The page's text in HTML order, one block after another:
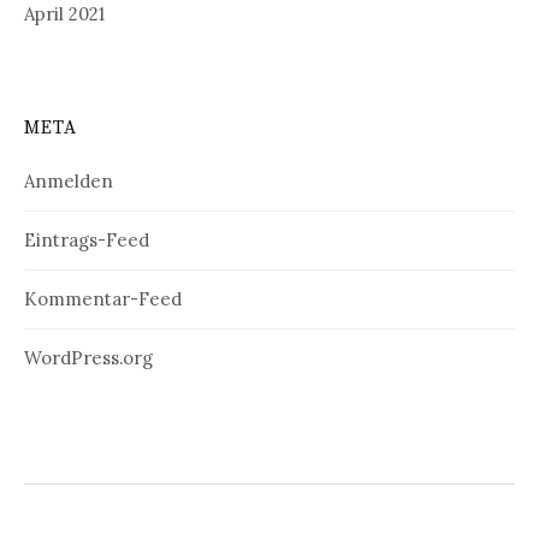
April 2021
META
Anmelden
Eintrags-Feed
Kommentar-Feed
WordPress.org